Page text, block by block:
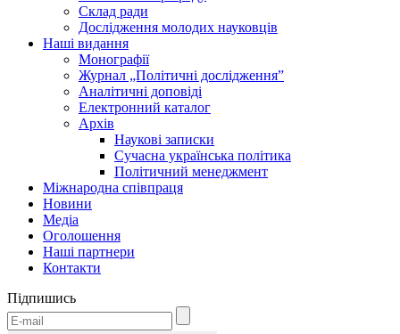
Склад ради
Дослідження молодих науковців
Наші видання
Монографії
Журнал „Політичні дослідження”
Аналітичні доповіді
Електронний каталог
Архів
Наукові записки
Сучасна українська політика
Політичний менеджмент
Міжнародна співпраця
Новини
Медіa
Оголошення
Наші партнери
Контакти
Підпишись